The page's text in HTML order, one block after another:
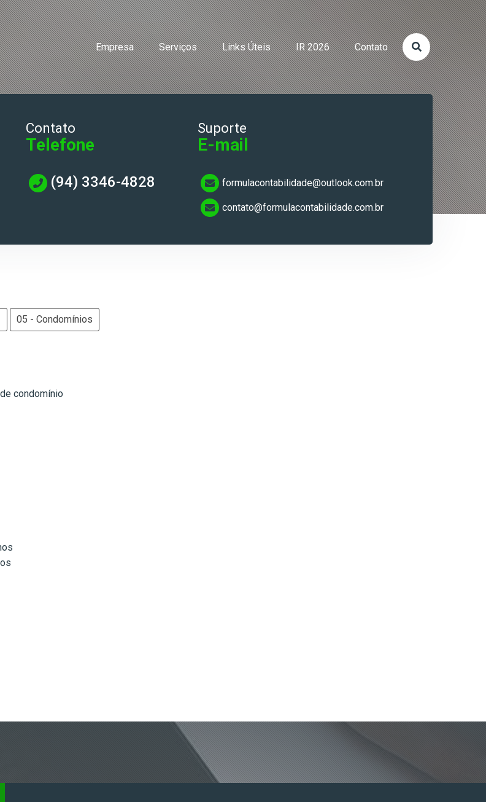
Empresa Serviços Links Úteis IR 2026 Contato
Contato
Telefone
(94) 3346-4828
Suporte
E-mail
formulacontabilidade@outlook.com.br
contato@formulacontabilidade.com.br
05 - Condomínios
condomínio